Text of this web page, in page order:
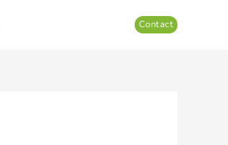
Contact